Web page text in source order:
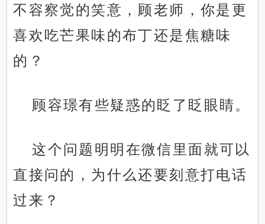
不容察觉的笑意，顾老师，你是更
喜欢吃芒果味的布丁还是焦糖味
的？
顾容璟有些疑惑的眨了眨眼睛。
这个问题明明在微信里面就可以
直接问的，为什么还要刻意打电话
过来？